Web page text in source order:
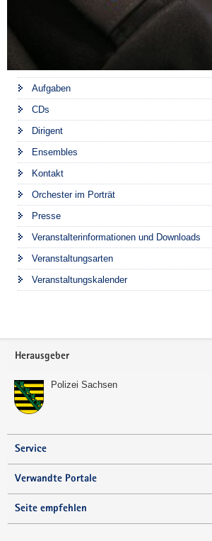
Aufgaben
CDs
Dirigent
Ensembles
Kontakt
Orchester im Porträt
Presse
Veranstalterinformationen und Downloads
Veranstaltungsarten
Veranstaltungskalender
Footer-
Herausgeber
Polizei Sachsen
Service
Verwandte Portale
Seite empfehlen